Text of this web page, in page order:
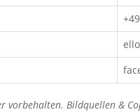
vorbehalten. Bildquellen &